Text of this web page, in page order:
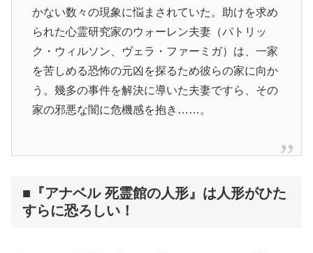
かない数々の現象に悩まされていた。助けを求め
られた心霊研究家のウォーレン夫妻（パトリッ
ク・ウィルソン、ヴェラ・ファーミガ）は、一家
を苦しめる恐怖の元凶を探るため彼らの家に向か
う。幾多の事件を解決に導いた夫妻ですら、その
家の邪悪な闇に危機感を抱き……。
■『アナベル 死霊館の人形』は人形がひた
すらに恐ろしい！